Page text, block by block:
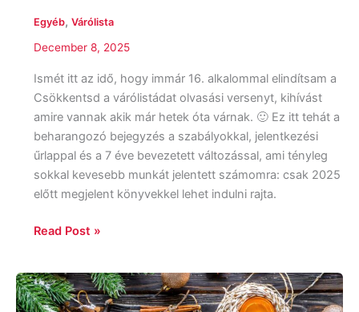
Egyéb, Várólista
December 8, 2025
Ismét itt az idő, hogy immár 16. alkalommal elindítsam a
Csökkentsd a várólistádat olvasási versenyt, kihívást
amire vannak akik már hetek óta várnak. 🙂 Ez itt tehát a
beharangozó bejegyzés a szabályokkal, jelentkezési
űrlappal és a 7 éve bevezetett változással, ami tényleg
sokkal kevesebb munkát jelentett számomra: csak 2025
előtt megjelent könyvekkel lehet indulni rajta.
Read Post »
Decemberi
tervek,